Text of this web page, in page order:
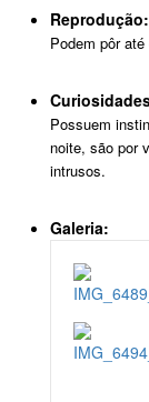
Reprodução:
Podem pôr
Possuem
noite, são por
intrusos.
Galeria: